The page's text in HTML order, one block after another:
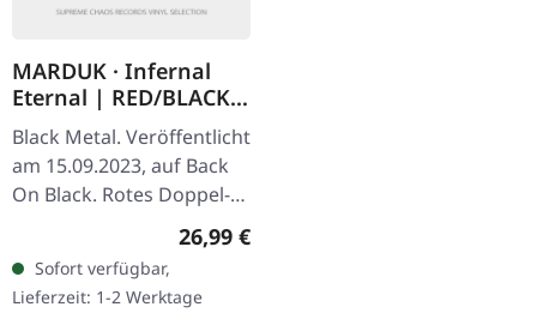
MARDUK · Infernal
Eternal | RED/BLACK
SPLATTER 2LP
Black Metal. Veröffentlicht
am 15.09.2023, auf Back
On Black. Rotes Doppel-
Vinyl mit schwarzem
Splatter im Gatefold-
Cover. Marduk liefern
mit…
Regulärer Preis:
26,99 €
Sofort verfügbar,
Lieferzeit: 1-2 Werktage